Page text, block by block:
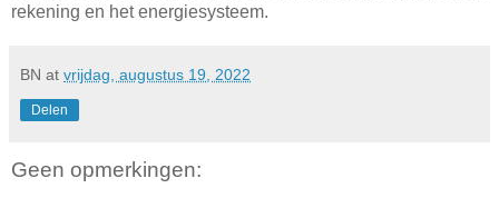
rekening en het energiesysteem.
BN at vrijdag, augustus 19, 2022
Delen
Geen opmerkingen: